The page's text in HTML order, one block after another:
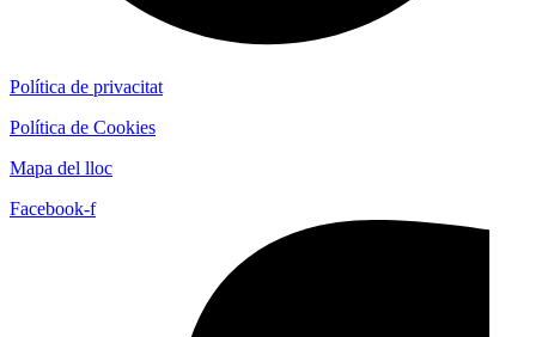
Política de privacitat
Política de Cookies
Mapa del lloc
Facebook-f